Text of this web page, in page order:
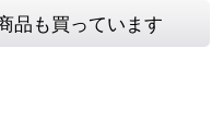
品も買っています